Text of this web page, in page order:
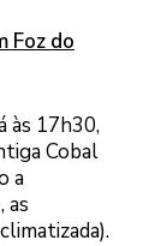
Foz do
às 17h30,
Cobal
a
as